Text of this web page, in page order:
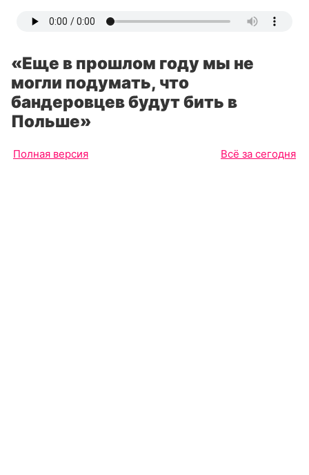
«Еще в прошлом году мы не
могли подумать, что
бандеровцев будут бить в
Польше»
Полная версия Всё за сегодня